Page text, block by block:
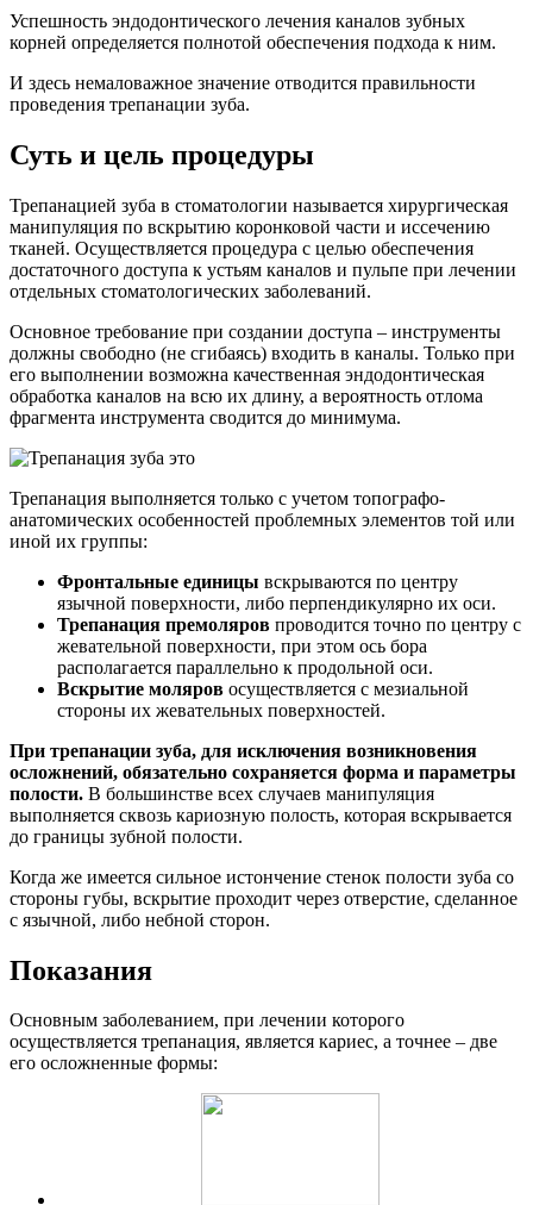
Успешность эндодонтического лечения каналов зубных
корней определяется полнотой обеспечения подхода к ним.
И здесь немаловажное значение отводится правильности
проведения трепанации зуба.
Суть и цель процедуры
Трепанацией зуба в стоматологии называется хирургическая
манипуляция по вскрытию коронковой части и иссечению
тканей. Осуществляется процедура с целью обеспечения
достаточного доступа к устьям каналов и пульпе при лечении
отдельных стоматологических заболеваний.
Основное требование при создании доступа – инструменты
должны свободно (не сгибаясь) входить в каналы. Только при
его выполнении возможна качественная эндодонтическая
обработка каналов на всю их длину, а вероятность отлома
фрагмента инструмента сводится до минимума.
Трепанация выполняется только с учетом топографо-
анатомических особенностей проблемных элементов той или
иной их группы:
Фронтальные единицы вскрываются по центру
язычной поверхности, либо перпендикулярно их оси.
Трепанация премоляров проводится точно по центру с
жевательной поверхности, при этом ось бора
располагается параллельно к продольной оси.
Вскрытие моляров осуществляется с мезиальной
стороны их жевательных поверхностей.
При трепанации зуба, для исключения возникновения
осложнений, обязательно сохраняется форма и параметры
полости. В большинстве всех случаев манипуляция
выполняется сквозь кариозную полость, которая вскрывается
до границы зубной полости.
Когда же имеется сильное истончение стенок полости зуба со
стороны губы, вскрытие проходит через отверстие, сделанное
с язычной, либо небной сторон.
Показания
Основным заболеванием, при лечении которого
осуществляется трепанация, является кариес, а точнее – две
его осложненные формы: